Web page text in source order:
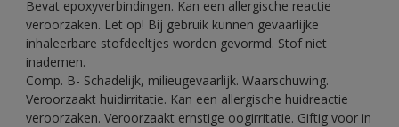
Bevat epoxyverbindingen. Kan een allergische reactie
veroorzaken. Let op! Bij gebruik kunnen gevaarlijke
inhaleerbare stofdeeltjes worden gevormd. Stof niet
inademen.
Comp. B- Schadelijk, milieugevaarlijk. Waarschuwing.
Veroorzaakt huidirritatie. Kan een allergische huidreactie
veroorzaken. Veroorzaakt ernstige oogirritatie. Giftig voor in